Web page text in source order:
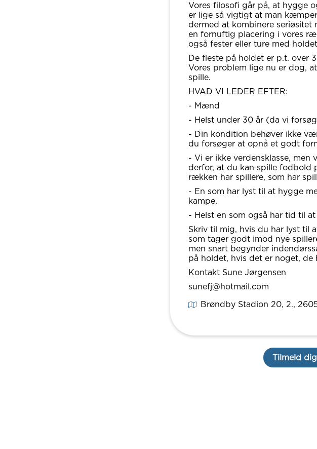
Vores filosofi går på, at hygge
er lige så vigtigt at man
dermed at kombinere
en fornuftig placering i vores
også fester eller ture med
De fleste på holdet er p.t. over
Vores problem lige nu er dog,
spille.
HVAD VI LEDER EFTER:
- Mænd
- Helst under 30 år (da vi
- Din kondition behøver ikke
du forsøger at opnå et godt
- Vi er ikke verdensklasse,
derfor, at du kan spille fodbold
rækken har spillere, som har
- En som har lyst til at hygge
kampe.
- Helst en som også har tid til
Skriv til mig, hvis du har lyst til
som tager godt imod nye
men snart begynder
på holdet, hvis det er noget, de
Kontakt Sune Jørgensen
sunefj@hotmail.com
Brøndby Stadion 20, 2.,
Tilmeld